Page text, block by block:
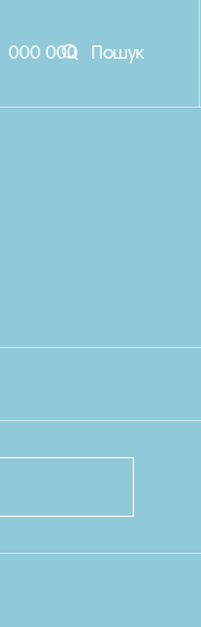
1 000 000 Пошук